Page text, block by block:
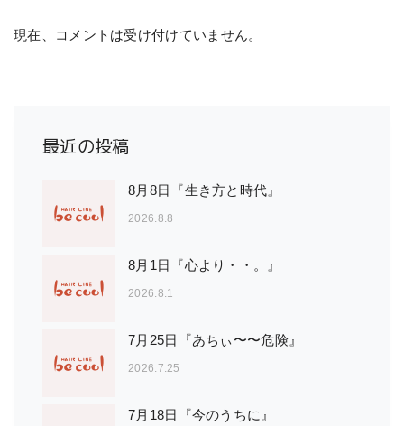
現在、コメントは受け付けていません。
最近の投稿
8月8日『生き方と時代』
2026.8.8
8月1日『心より・・。』
2026.8.1
7月25日『あちぃ〜〜危険』
2026.7.25
7月18日『今のうちに』